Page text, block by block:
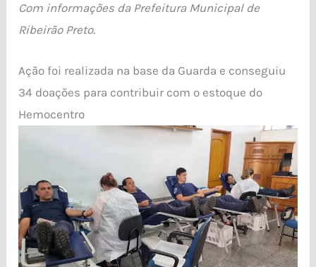
Com informações da Prefeitura Municipal de
Ribeirão Preto.
Ação foi realizada na base da Guarda e conseguiu
34 doações para contribuir com o estoque do
Hemocentro